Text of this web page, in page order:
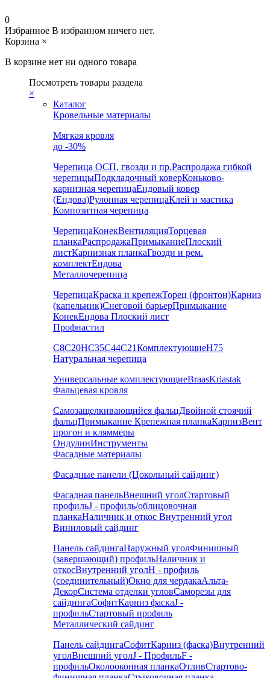
0
Избранное В избранном ничего нет.
Корзина ×
В корзине нет ни одного товара
Посмотреть товары раздела
×
Каталог
Кровельные материалы
Мягкая кровля
до -30%
Черепица ОСП, гвозди и пр.Распродажа гибкой
черепицыПодкладочный коверКоньково-
карнизная черепицаЕндовый ковер
(Ендова)Рулонная черепицаКлей и мастика
Композитная черепица
ЧерепицаКонекВентиляцияТорцевая
планкаРаспродажаПримыканиеПлоский
листКарнизная планкаГвозди и рем.
комплектЕндова
Металлочерепица
ЧерепицаКраска и крепежТорец (фронтон)Карниз
(капельник)Снеговой барьерПримыкание
КонекЕндова Плоский лист
Профнастил
С8С20НС35С44С21КомплектующиеН75
Натуральная черепица
Универсальные комплектующиеBraasKriastak
Фальцевая кровля
Самозащелкивающийся фальцДвойной стоячий
фальцПримыкание Крепежная планкаКарнизВент
прогон и кляммеры
ОндулинИнструменты
Фасадные материалы
Фасадные панели (Цокольный сайдинг)
Фасадная панельВнешний уголСтартовый
профильJ - профиль/облицовочная
планкаНаличник и откос Внутренний угол
Виниловый сайдинг
Панель сайдингаНаружный уголФинишный
(завершающий) профильНаличник и
откосВнутренний уголH - профиль
(соединительный)Окно для чердакаАльта-
ДекорСистема отделки угловСаморезы для
сайдингаСофитКарниз фаскаJ -
профильСтартовый профиль
Металлический сайдинг
Панель сайдингаСофитКарниз (фаска)Внутренний
уголВнешний уголJ - ПрофильF -
профильОколооконная планкаОтливСтартово-